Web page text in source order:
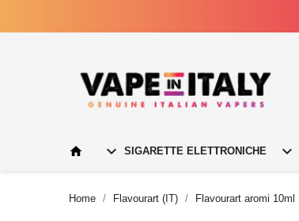
  SIGARETTE ELETTRONICHE 
Home Flavourart (IT) Flavourart aromi 10ml